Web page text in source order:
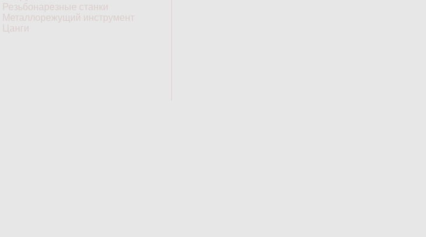
Резьбонарезные станки
Металлорежущий инструмент
Цанги